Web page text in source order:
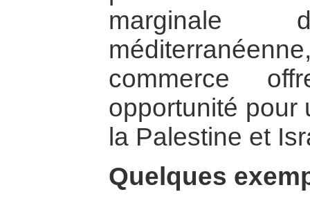
marginale
commerce
opportunité pour
la Palestine et
Quelques